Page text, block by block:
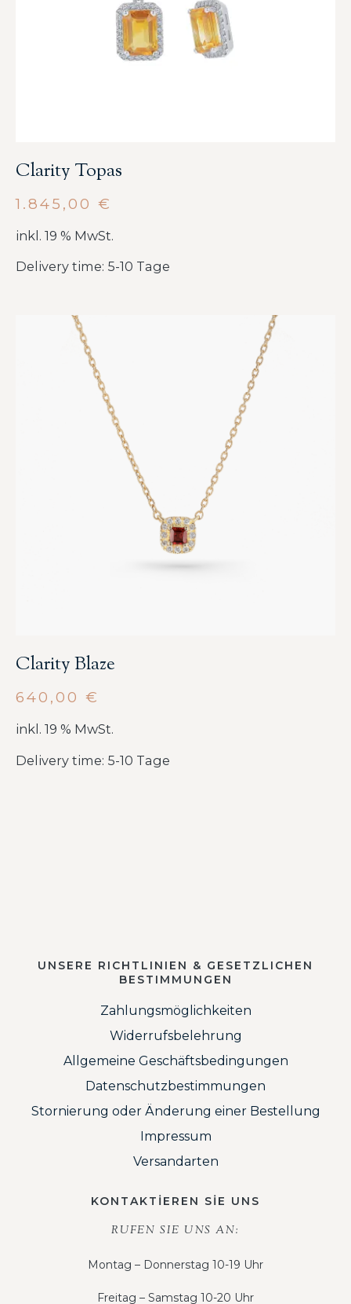
Clarity Topas
1.845,00 €
inkl. 19 % MwSt.
Delivery time: 5-10 Tage
Clarity Blaze
640,00 €
inkl. 19 % MwSt.
Delivery time: 5-10 Tage
UNSERE RICHTLINIEN & GESETZLICHEN
BESTIMMUNGEN
Zahlungsmöglichkeiten
Widerrufsbelehrung
Allgemeine Geschäftsbedingungen
Datenschutzbestimmungen
Stornierung oder Änderung einer Bestellung
Impressum
Versandarten
KONTAKTİEREN SİE UNS
RUFEN SIE UNS AN:
Montag – Donnerstag 10-19 Uhr
Freitag – Samstag 10-20 Uhr